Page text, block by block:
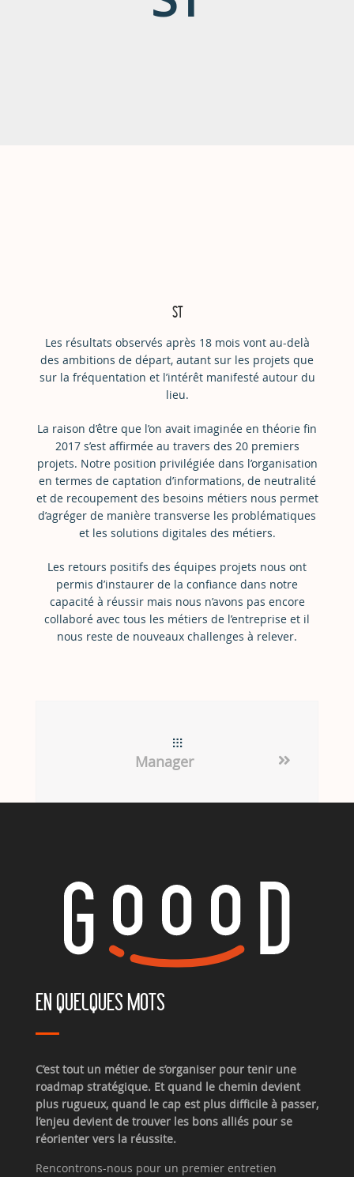
ST
Les résultats observés après 18 mois vont au-delà
des ambitions de départ, autant sur les projets que
sur la fréquentation et l’intérêt manifesté autour du
lieu.
La raison d’être que l’on avait imaginée en théorie fin
2017 s’est affirmée au travers des 20 premiers
projets. Notre position privilégiée dans l’organisation
en termes de captation d’informations, de neutralité
et de recoupement des besoins métiers nous permet
d’agréger de manière transverse les problématiques
et les solutions digitales des métiers.
Les retours positifs des équipes projets nous ont
permis d’instaurer de la confiance dans notre
capacité à réussir mais nous n’avons pas encore
collaboré avec tous les métiers de l’entreprise et il
nous reste de nouveaux challenges à relever.
Manager
EN QUELQUES MOTS
C’est tout un métier de s’organiser pour tenir une
roadmap stratégique. Et quand le chemin devient
plus rugueux, quand le cap est plus difficile à passer,
l’enjeu devient de trouver les bons alliés pour se
réorienter vers la réussite.
Rencontrons-nous pour un premier entretien